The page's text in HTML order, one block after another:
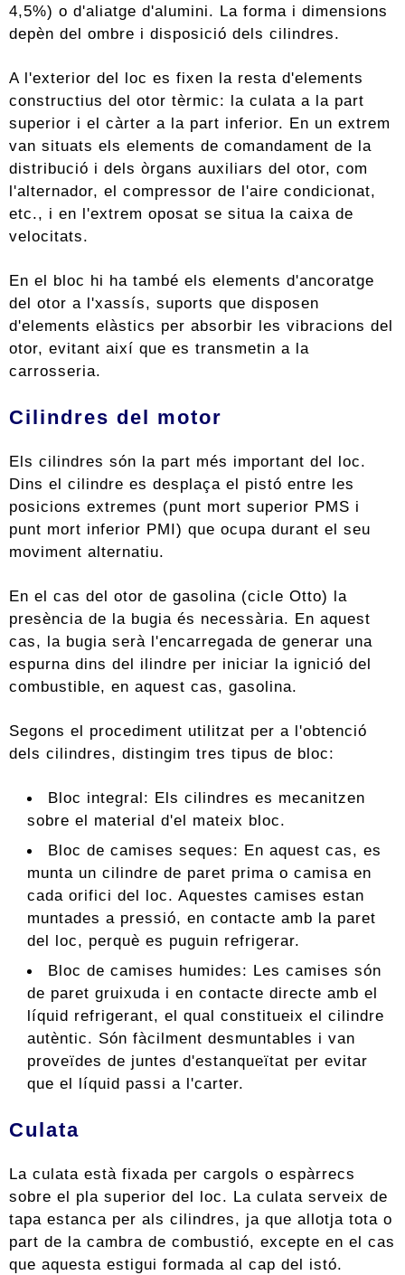
4,5%) o d'aliatge d'alumini. La forma i dimensions
depèn del ombre i disposició dels cilindres.
A l'exterior del loc es fixen la resta d'elements
constructius del otor tèrmic: la culata a la part
superior i el càrter a la part inferior. En un extrem
van situats els elements de comandament de la
distribució i dels òrgans auxiliars del otor, com
l'alternador, el compressor de l'aire condicionat,
etc., i en l'extrem oposat se situa la caixa de
velocitats.
En el bloc hi ha també els elements d'ancoratge
del otor a l'xassís, suports que disposen
d'elements elàstics per absorbir les vibracions del
otor, evitant així que es transmetin a la
carrosseria.
Cilindres del motor
Els cilindres són la part més important del loc.
Dins el cilindre es desplaça el pistó entre les
posicions extremes (punt mort superior PMS i
punt mort inferior PMI) que ocupa durant el seu
moviment alternatiu.
En el cas del otor de gasolina (cicle Otto) la
presència de la bugia és necessària. En aquest
cas, la bugia serà l'encarregada de generar una
espurna dins del ilindre per iniciar la ignició del
combustible, en aquest cas, gasolina.
Segons el procediment utilitzat per a l'obtenció
dels cilindres, distingim tres tipus de bloc:
Bloc integral: Els cilindres es mecanitzen
sobre el material d'el mateix bloc.
Bloc de camises seques: En aquest cas, es
munta un cilindre de paret prima o camisa en
cada orifici del loc. Aquestes camises estan
muntades a pressió, en contacte amb la paret
del loc, perquè es puguin refrigerar.
Bloc de camises humides: Les camises són
de paret gruixuda i en contacte directe amb el
líquid refrigerant, el qual constitueix el cilindre
autèntic. Són fàcilment desmuntables i van
proveïdes de juntes d'estanqueïtat per evitar
que el líquid passi a l'carter.
Culata
La culata està fixada per cargols o espàrrecs
sobre el pla superior del loc. La culata serveix de
tapa estanca per als cilindres, ja que allotja tota o
part de la cambra de combustió, excepte en el cas
que aquesta estigui formada al cap del istó.